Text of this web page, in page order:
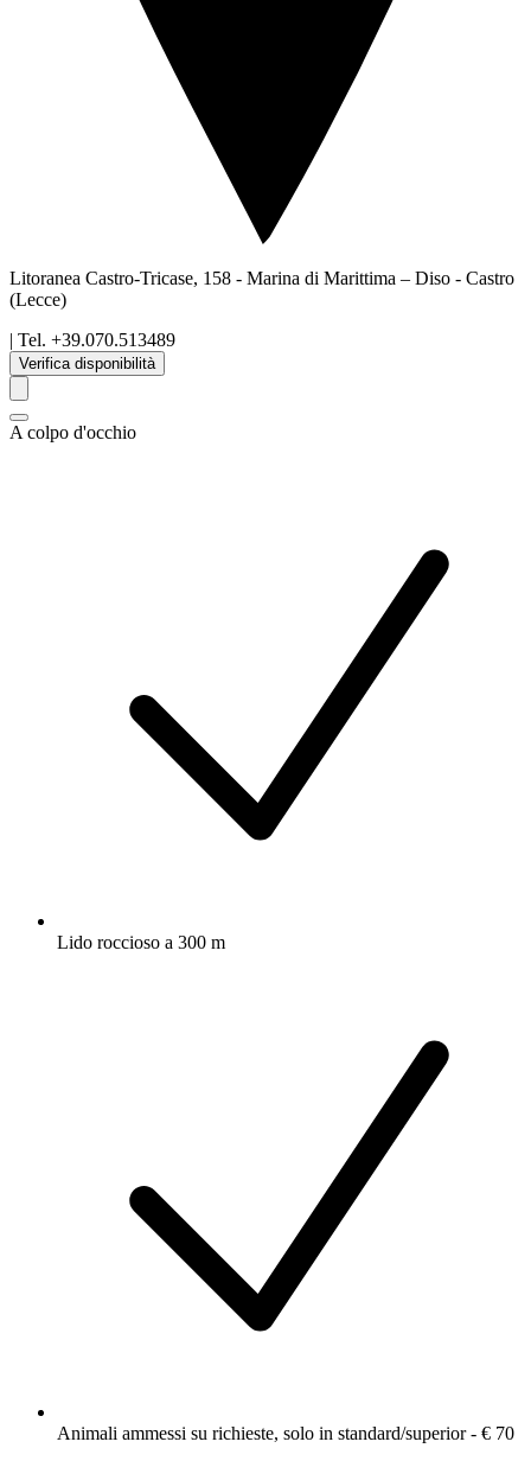
Litoranea Castro-Tricase, 158 - Marina di Marittima – Diso - Castro
(Lecce)
| Tel. +39.070.513489
Verifica disponibilità
A colpo d'occhio
Lido roccioso a 300 m
Animali ammessi su richieste, solo in standard/superior - € 70